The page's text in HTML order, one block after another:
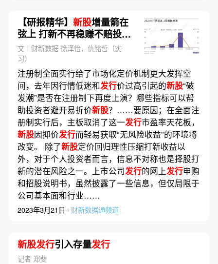
【研报精华】 新股增量箭在
弦上 打新不再稳赚不赔投资
者如何应对？
文｜财新数据 徐泽怡，仇铭哲（实
习）
注册制全面实行给了市场化定价机制更大发挥空
间，去年因行情低迷和发行价过高引起的新股“破
发潮”是否在注册制下再度上演？哪些指标可以帮
助投资者避开易折价新股？……要原因；在全面注
册制实行后，主板取消了这一发行市盈率天花板，
新股因抑价发行而轻易获取“无风险收益”的环境将
改变。 除了新股定价回归理性压缩打新收益以
外，对于个人投资者而言，信息不对称也是择股打
新的潜在风险之一。上市公司发行的网上发行申购
和招股说明书，虽然披露了一些信息，但仅局限于
公司基本面和行业……
2023年3月21日 · 财新数据通频道
新股发行引入存量发行
记者 郑斐